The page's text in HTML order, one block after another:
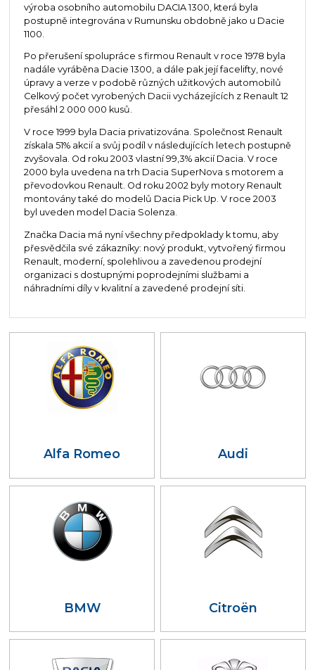
výroba osobního automobilu DACIA 1300, která byla
postupně integrována v Rumunsku obdobně jako u Dacie
1100.
Po přerušení spolupráce s firmou Renault v roce 1978 byla
nadále vyráběna Dacie 1300, a dále pak její facelifty, nové
úpravy a verze v podobě různých užitkových automobilů
Celkový počet vyrobených Dacii vycházejících z Renault 12
přesáhl 2 000 000 kusů.
V roce 1999 byla Dacia privatizována. Společnost Renault
získala 51% akcií a svůj podíl v následujících letech postupně
zvyšovala. Od roku 2003 vlastní 99,3% akcií Dacia. V roce
2000 byla uvedena na trh Dacia SuperNova s motorem a
převodovkou Renault. Od roku 2002 byly motory Renault
montovány také do modelů Dacia Pick Up. V roce 2003
byl uveden model Dacia Solenza.
Značka Dacia má nyní všechny předpoklady k tomu, aby
přesvědčila své zákazníky: nový produkt, vytvořený firmou
Renault, moderní, spolehlivou a zavedenou prodejní
organizaci s dostupnými poprodejními službami a
náhradními díly v kvalitní a zavedené prodejní síti.
Alfa Romeo Audi
BMW Citroën